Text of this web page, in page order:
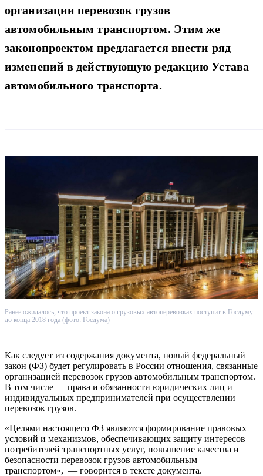
организации перевозок грузов
автомобильным транспортом. Этим же
законопроектом предлагается внести ряд
изменений в действующую редакцию Устава
автомобильного транспорта.
Ранее ожидалось, что проект закона о грузовых автоперевозках поступит в Госдуму
до конца 2018 года (фото: Госдума)
Как следует из содержания документа, новый федеральный
закон (ФЗ) будет регулировать в России отношения, связанные
организацией перевозок грузов автомобильным транспортом.
В том числе — права и обязанности юридических лиц и
индивидуальных предпринимателей при осуществлении
перевозок грузов.
«Целями настоящего ФЗ являются формирование правовых
условий и механизмов, обеспечивающих защиту интересов
потребителей транспортных услуг, повышение качества и
безопасности перевозок грузов автомобильным
транспортом», — говорится в тексте документа.